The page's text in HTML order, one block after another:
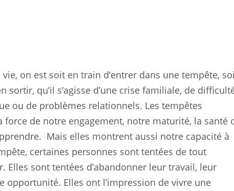
on est soit en train d’entrer dans une tempête,
sortir, qu’il s’agisse d’une crise familiale, de
ou de problèmes relationnels. Les tempêtes
de notre engagement, notre maturité, la santé
Mais elles montrent aussi notre capacité à
certaines personnes sont tentées de tout
Elles sont tentées d’abandonner leur travail, leur
opportunité. Elles ont l’impression de vivre une